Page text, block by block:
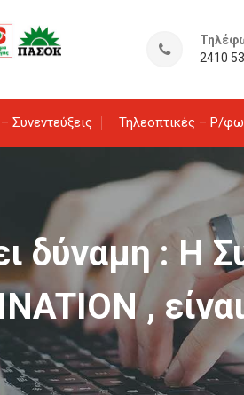
2410
Συνεντεύξεις Τηλεοπτικές – Ρ/
δύναμη : Η
,